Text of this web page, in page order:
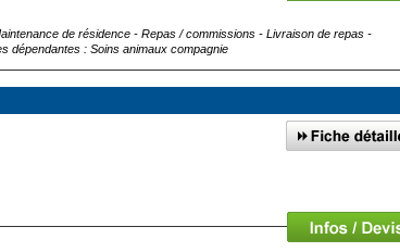
de résidence - Repas / commissions - Livraison de repas -
dépendantes : Soins animaux compagnie